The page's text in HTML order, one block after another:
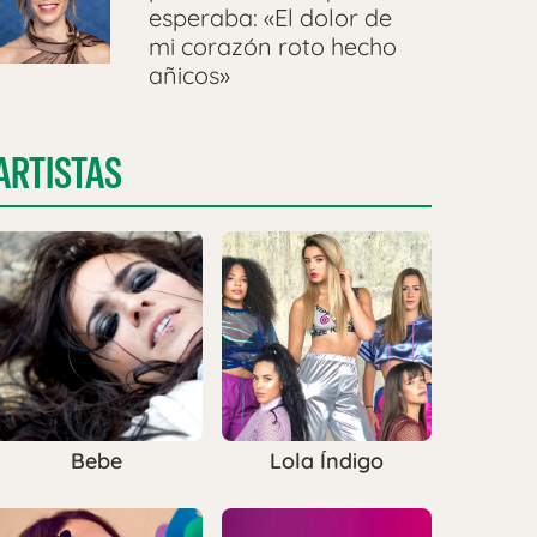
esperaba: «El dolor de
mi corazón roto hecho
añicos»
Bebe Lola Índigo